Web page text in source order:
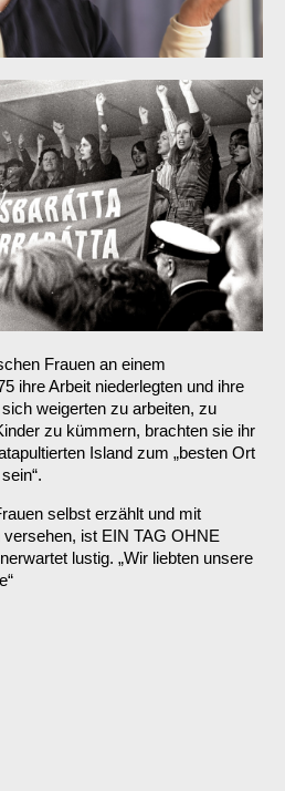
Frauen an einem
ihre Arbeit niederlegten und ihre
weigerten zu arbeiten, zu
zu kümmern, brachten sie ihr
Island zum „besten Ort
selbst erzählt und mit
ist EIN TAG OHNE
lustig. „Wir liebten unsere